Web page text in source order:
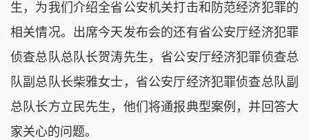
生，为我们介绍全省公安机关打击和防范经济犯罪的
相关情况。出席今天发布会的还有省公安厅经济犯罪
侦查总队总队长贺涛先生，省公安厅经济犯罪侦查总
队副总队长柴雅女士，省公安厅经济犯罪侦查总队副
总队长方立民先生，他们将通报典型案例，并回答大
家关心的问题。